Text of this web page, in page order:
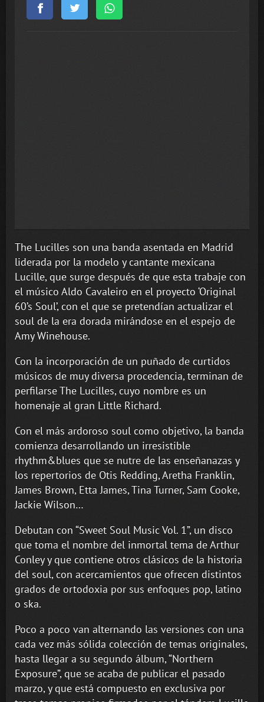
The Lucilles son una banda asentada en Madrid
liderada por la modelo y cantante mexicana
Lucille, que surge después de que esta trabaje con
el músico Aldo Cavaleiro en el proyecto ‘Original
60’s Soul’, con el que se pretendían actualizar el
soul de la era dorada mirándose en el espejo de
Amy Winehouse.
Con la incorporación de un puñado de curtidos
músicos de muy diversa procedencia, terminan de
perfilarse The Lucilles, cuyo nombre es un
homenaje al gran Little Richard.
Con el más ardoroso soul como objetivo, la banda
comienza desarrollando un irresistible
rhythm&blues que se nutre de las enseñanazas y
los repertorios de Otis Redding, Aretha Franklin,
James Brown, Etta James, Tina Turner, Sam Cooke,
Jackie Wilson…
Debutan con “Sweet Soul Music Vol. 1”, un disco
que toma el nombre del inmortal tema de Arthur
Conley y que contiene otros clásicos de la historia
del soul, con acercamientos que ofrecen distintos
grados de ortodoxia por sus enfoques pop, latino
o ska.
Poco a poco van alternando las versiones con una
cada vez más sólida colección de temas originales,
hasta llegar a su segundo álbum, “Northern
Exposure”, que se acaba de publicar el pasado
marzo, y que está compuesto en exclusiva por